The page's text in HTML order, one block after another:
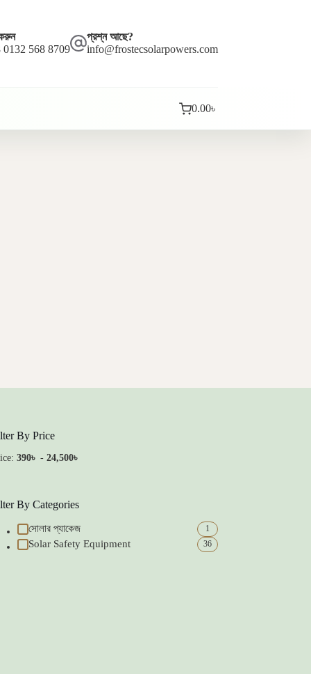
0132 568 8709
প্রশ্ন আছে?
info@frostecsolarpowers.com
কার্ট0.00৳
By Price
390৳ -24,500৳
By Categories
সোলার প্যাকেজ 1
Solar Safety Equipment 36